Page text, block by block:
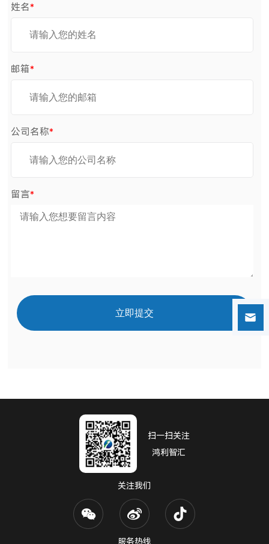
姓名*
邮箱*
公司名称*
留言*
立即提交
扫一扫关注
鸿利智汇
关注我们
服务热线